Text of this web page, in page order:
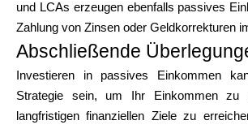
und LCAs erzeugen ebenfalls passives
Zahlung von Zinsen oder Geldkorrekturen
Abschließende
Investieren in passives Einkommen
Strategie sein, um Ihr Einkommen zu
langfristigen finanziellen Ziele zu